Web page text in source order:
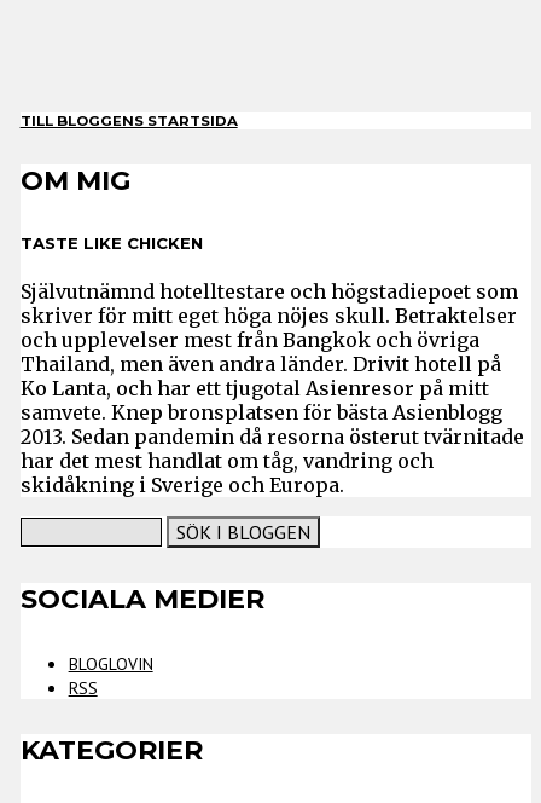
TILL BLOGGENS STARTSIDA
OM MIG
TASTE LIKE CHICKEN
Självutnämnd hotelltestare och högstadiepoet som
skriver för mitt eget höga nöjes skull. Betraktelser
och upplevelser mest från Bangkok och övriga
Thailand, men även andra länder. Drivit hotell på
Ko Lanta, och har ett tjugotal Asienresor på mitt
samvete. Knep bronsplatsen för bästa Asienblogg
2013. Sedan pandemin då resorna österut tvärnitade
har det mest handlat om tåg, vandring och
skidåkning i Sverige och Europa.
SOCIALA MEDIER
BLOGLOVIN
RSS
KATEGORIER